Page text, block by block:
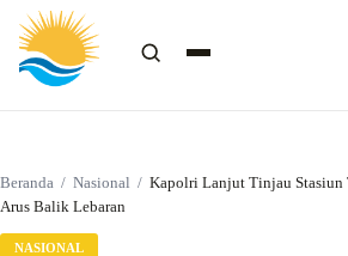
Beranda / Nasional / Kapolri Lanjut Tinjau Stasiun
Arus Balik Lebaran
NASIONAL